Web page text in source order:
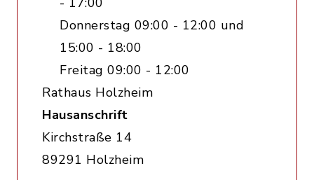
Donnerstag 09:00 - 12:00 und
15:00 - 18:00
Freitag 09:00 - 12:00
Rathaus Holzheim
Hausanschrift
Kirchstraße 14
89291 Holzheim